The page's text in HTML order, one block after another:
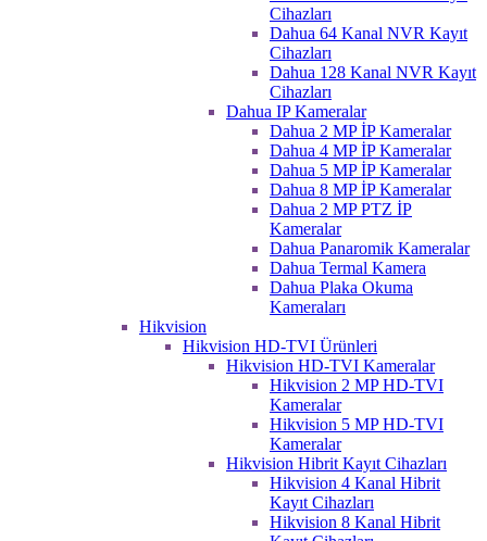
Cihazları
Dahua 64 Kanal NVR Kayıt
Cihazları
Dahua 128 Kanal NVR Kayıt
Cihazları
Dahua IP Kameralar
Dahua 2 MP İP Kameralar
Dahua 4 MP İP Kameralar
Dahua 5 MP İP Kameralar
Dahua 8 MP İP Kameralar
Dahua 2 MP PTZ İP
Kameralar
Dahua Panaromik Kameralar
Dahua Termal Kamera
Dahua Plaka Okuma
Kameraları
Hikvision
Hikvision HD-TVI Ürünleri
Hikvision HD-TVI Kameralar
Hikvision 2 MP HD-TVI
Kameralar
Hikvision 5 MP HD-TVI
Kameralar
Hikvision Hibrit Kayıt Cihazları
Hikvision 4 Kanal Hibrit
Kayıt Cihazları
Hikvision 8 Kanal Hibrit